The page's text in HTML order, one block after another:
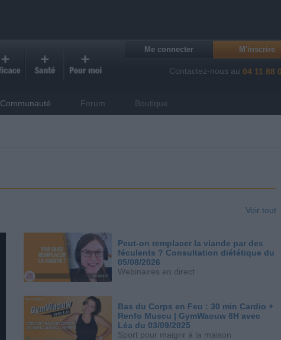
Me connecter M'inscrire
Contactez-nous au 04 11 88
Communauté Forum Boutique
Voir tout
Peut-on remplacer la viande par des
féculents ? Consultation diététique du
05/08/2026
Webinaires en direct
Bas du Corps en Feu : 30 min Cardio +
Renfo Muscu | GymWaouw 8H avec
Léa du 03/09/2025
Sport pour maigrir à la maison